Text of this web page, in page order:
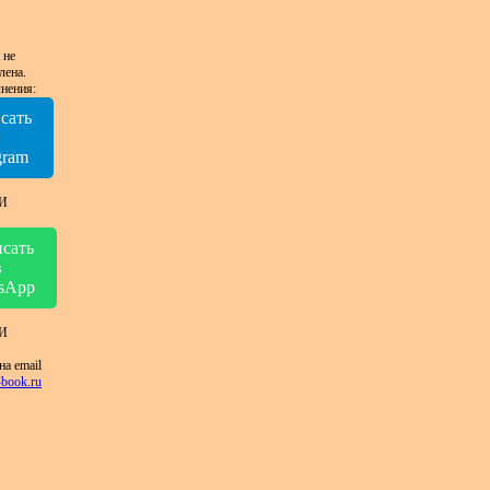
email